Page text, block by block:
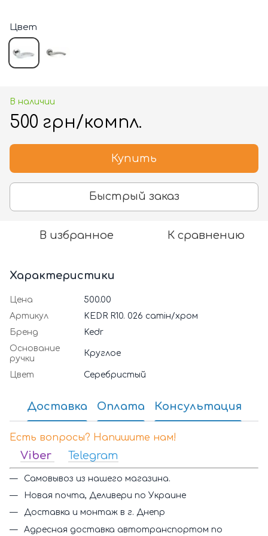
Цвет
В наличии
500 грн/компл.
Купить
Быстрый заказ
В избранное К сравнению
Характеристики
Цена
500.00
Артикул
KEDR R10. 026 сатін/хром
Бренд
Kedr
Основание
ручки
Круглое
Цвет Серебристый
Доставка Оплата Консультация
Есть вопросы? Напишите нам!
Viber Telegram
Самовывоз из нашего магазина.
Новая почта, Деливери по Украине
Доставка и монтаж в г. Днепр
Адресная доставка автотранспортом по